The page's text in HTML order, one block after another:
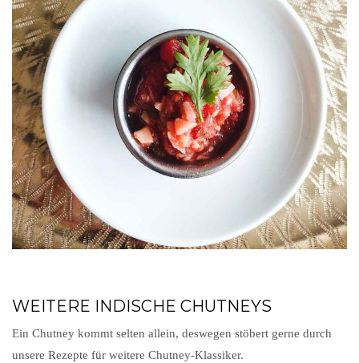
WEITERE INDISCHE CHUTNEYS
Ein Chutney kommt selten allein, deswegen stöbert gerne durch
unsere Rezepte für weitere Chutney-Klassiker.